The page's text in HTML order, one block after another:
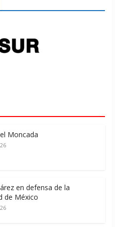
Moncada
en defensa de la
de México